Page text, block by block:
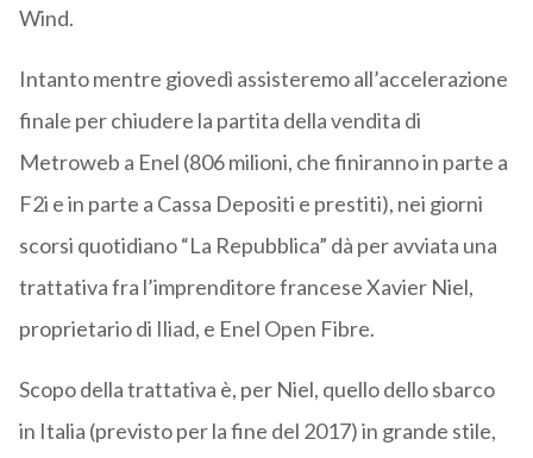
Wind.
Intanto mentre giovedì assisteremo all’accelerazione
finale per chiudere la partita della vendita di
Metroweb a Enel (806 milioni, che finiranno in parte a
F2i e in parte a Cassa Depositi e prestiti), nei giorni
scorsi quotidiano “La Repubblica” dà per avviata una
trattativa fra l’imprenditore francese Xavier Niel,
proprietario di Iliad, e Enel Open Fibre.
Scopo della trattativa è, per Niel, quello dello sbarco
in Italia (previsto per la fine del 2017) in grande stile,